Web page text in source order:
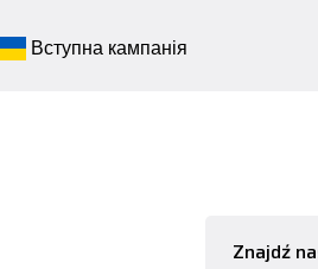
Вступна кампанія
Znajdź